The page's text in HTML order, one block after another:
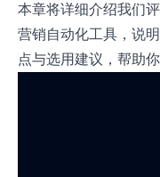
本章将详细介绍我们
营销自动化工具，说
点与选用建议，帮助